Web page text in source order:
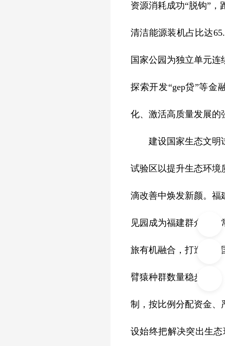
资源消耗成功“脱钩”
清洁能源装机占比达
国家公园为独立单元连
探索开发“gep贷”等金
化、激活高质量发展的
建设国家生态文明试
试验区以提升生态环境
滴改善中焕发新颜。福
见园成为福建群众生
旅有机融合，打造长江
臂猿种群数量稳步增长
制，按比例分配资金、
设始终把解决突出生